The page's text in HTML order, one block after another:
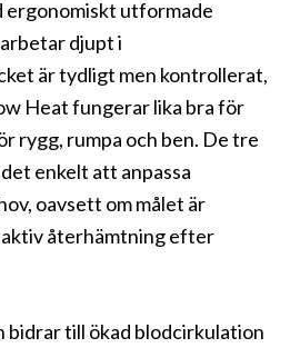
ergonomiskt utformade
djupt i
är tydligt men kontrollerat,
Heat fungerar lika bra för
rygg, rumpa och ben. De tre
enkelt att anpassa
oavsett om målet är
återhämtning efter
bidrar till ökad blodcirkulation